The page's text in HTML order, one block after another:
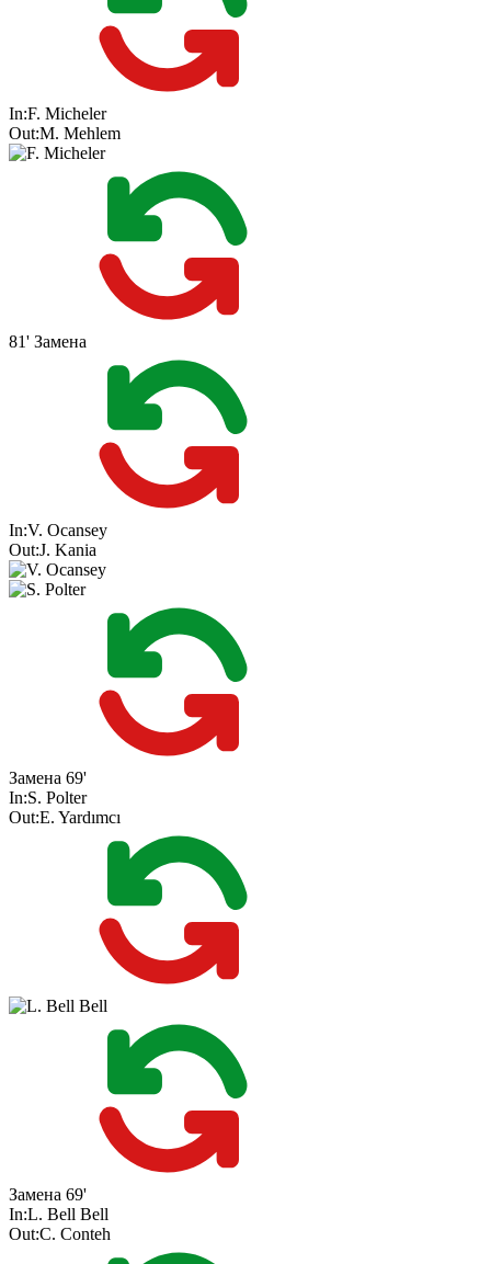
In:F. Micheler
Out:M. Mehlem
81' Замена
In:V. Ocansey
Out:J. Kania
Замена 69'
In:S. Polter
Out:E. Yardımcı
Замена 69'
In:L. Bell Bell
Out:C. Conteh